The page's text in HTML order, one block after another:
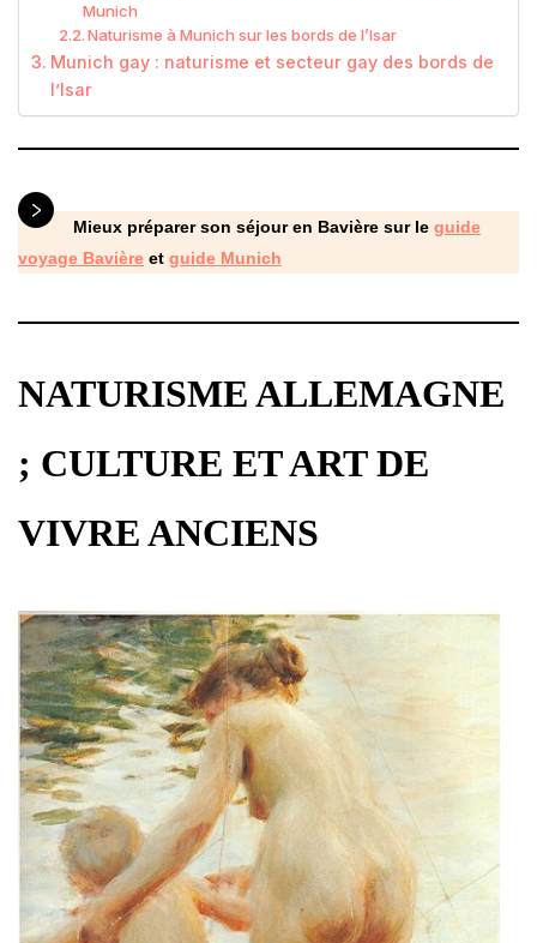
Munich
Naturisme à Munich sur les bords de l’Isar
Munich gay : naturisme et secteur gay des bords de
l’Isar
Mieux préparer son séjour en Bavière sur le guide
voyage Bavière et guide Munich
NATURISME ALLEMAGNE
; CULTURE ET ART DE
VIVRE ANCIENS